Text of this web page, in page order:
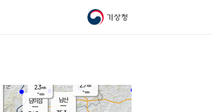
기상청
남이섬
남산
2.3m/s
-mm
2.7 m/s
-mm